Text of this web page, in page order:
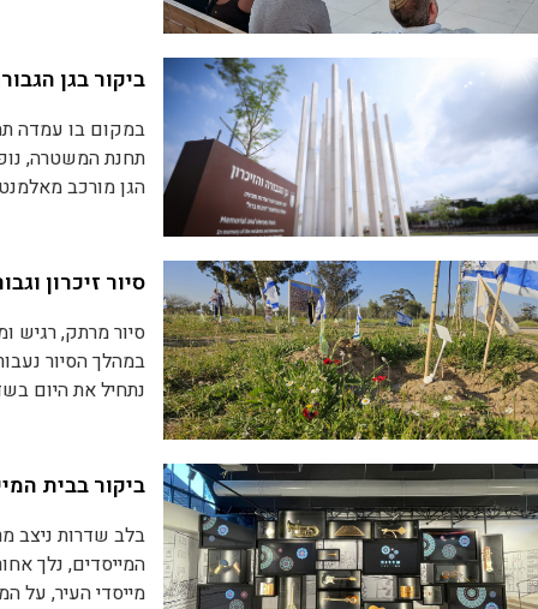
ביקור בגן
תחנת המשטרה,
הגן מורכב
ליצירת קשר התקשרו או שלחו
סיור זיכרון
סיור מרתק, רגיש
במהלך הסיור נעבור בין
נתחיל את היום
בטקס מרגש
.הסיורים
כ- 4 שעותה
ביקור בבית
בלב שדרות ניצב
המייסדים, נלך
מייסדי העיר, על